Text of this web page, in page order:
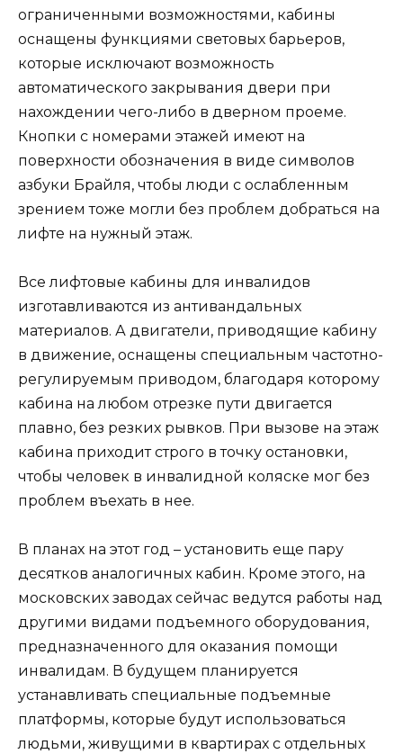
ограниченными возможностями, кабины
оснащены функциями световых барьеров,
которые исключают возможность
автоматического закрывания двери при
нахождении чего-либо в дверном проеме.
Кнопки с номерами этажей имеют на
поверхности обозначения в виде символов
азбуки Брайля, чтобы люди с ослабленным
зрением тоже могли без проблем добраться на
лифте на нужный этаж.
Все лифтовые кабины для инвалидов
изготавливаются из антивандальных
материалов. А двигатели, приводящие кабину
в движение, оснащены специальным частотно-
регулируемым приводом, благодаря которому
кабина на любом отрезке пути двигается
плавно, без резких рывков. При вызове на этаж
кабина приходит строго в точку остановки,
чтобы человек в инвалидной коляске мог без
проблем въехать в нее.
В планах на этот год – установить еще пару
десятков аналогичных кабин. Кроме этого, на
московских заводах сейчас ведутся работы над
другими видами подъемного оборудования,
предназначенного для оказания помощи
инвалидам. В будущем планируется
устанавливать специальные подъемные
платформы, которые будут использоваться
людьми, живущими в квартирах с отдельных